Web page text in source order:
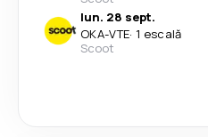
lun. 28 sept.
OKA-VTE· 1 escală
Scoot